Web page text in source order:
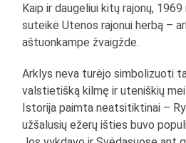
Kaip ir daugeliui kitų rajonų,
suteikė Utenos rajonui herbą –
aštuonkampe žvaigžde.
Arklys neva turėjo simbolizuoti
valstietišką kilmę ir uteniškių
Istorija paimta neatsitiktinai –
užšalusių ežerų išties buvo